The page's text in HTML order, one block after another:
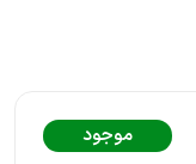
موجود